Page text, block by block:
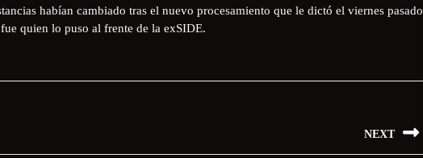
habían cambiado tras el nuevo procesamiento que le dictó el viernes pasado
quien lo puso al frente de la exSIDE.
NEXT